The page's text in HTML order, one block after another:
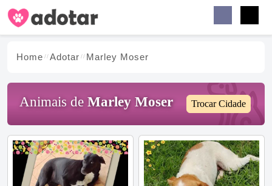
Home Adotar Marley Moser
Animais de Marley Moser Trocar Cidade